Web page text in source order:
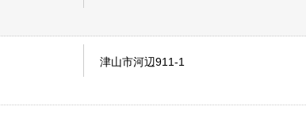
津山市河辺911-1